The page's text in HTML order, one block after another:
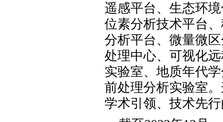
遥感平台、生态环
位素分析技术平台
分析平台、微量微
处理中心、可视化
实验室、地质年代
前处理分析实验室
学术引领、技术先